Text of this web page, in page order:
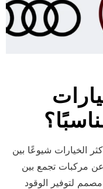
الخيارات شيوعًا بين
عن مركبات تجمع بين
مصمم لتوفير الوقود